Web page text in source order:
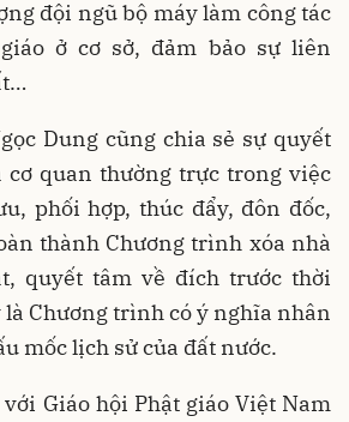
đội ngũ bộ máy làm công tác
ở cơ sở, đảm bảo sự liên
Dung cũng chia sẻ sự quyết
cơ quan thường trực trong việc
phối hợp, thúc đẩy, đôn đốc,
thành Chương trình xóa nhà
quyết tâm về đích trước thời
Chương trình có ý nghĩa nhân
mốc lịch sử của đất nước.
Giáo hội Phật giáo Việt Nam